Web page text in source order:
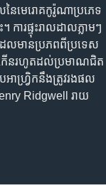
នៃ​មេរោគ​កូរ៉ូណា​ប្រភេទ​
រ​ផ្ទុះ​រាល​ដាល​ភ្លាមៗ​
ែល​មាន​ប្រភព​ពី​ប្រទេស​
កើន​រហូត​ដល់​ប្រមាណ​​ជិត​​
ាហ្វ្រិក​នឹង​ត្រូវ​រង​ផល​
Ridgwell រាយ